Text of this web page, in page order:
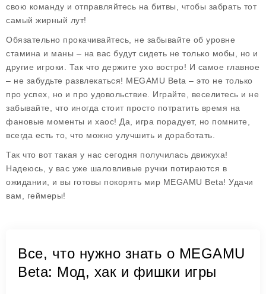
свою команду и отправляйтесь на битвы, чтобы забрать тот
самый жирный лут!
Обязательно прокачивайтесь, не забывайте об уровне
стамина и маны – на вас будут сидеть не только мобы, но и
другие игроки. Так что держите ухо востро! И самое главное
– не забудьте развлекаться! MEGAMU Beta – это не только
про успех, но и про удовольствие. Играйте, веселитесь и не
забывайте, что иногда стоит просто потратить время на
фановые моменты и хаос! Да, игра порадует, но помните,
всегда есть то, что можно улучшить и доработать.
Так что вот такая у нас сегодня получилась движуха!
Надеюсь, у вас уже шаловливые ручки потираются в
ожидании, и вы готовы покорять мир MEGAMU Beta! Удачи
вам, геймеры!
Все, что нужно знать о MEGAMU
Beta: Мод, хак и фишки игры